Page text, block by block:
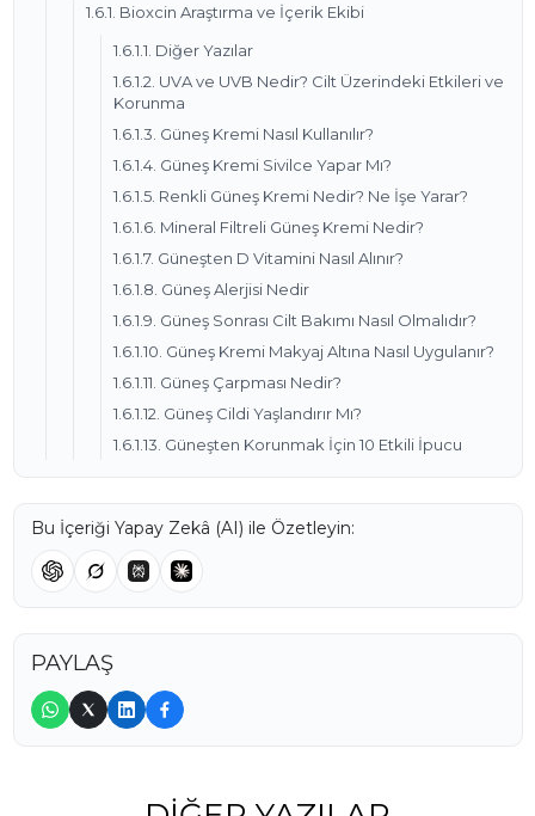
1.6.1. Bioxcin Araştırma ve İçerik Ekibi
1.6.1.1. Diğer Yazılar
1.6.1.2. UVA ve UVB Nedir? Cilt Üzerindeki Etkileri ve
Korunma
1.6.1.3. Güneş Kremi Nasıl Kullanılır?
1.6.1.4. Güneş Kremi Sivilce Yapar Mı?
1.6.1.5. Renkli Güneş Kremi Nedir? Ne İşe Yarar?
1.6.1.6. Mineral Filtreli Güneş Kremi Nedir?
1.6.1.7. Güneşten D Vitamini Nasıl Alınır?
1.6.1.8. Güneş Alerjisi Nedir
1.6.1.9. Güneş Sonrası Cilt Bakımı Nasıl Olmalıdır?
1.6.1.10. Güneş Kremi Makyaj Altına Nasıl Uygulanır?
1.6.1.11. Güneş Çarpması Nedir?
1.6.1.12. Güneş Cildi Yaşlandırır Mı?
1.6.1.13. Güneşten Korunmak İçin 10 Etkili İpucu
Bu İçeriği Yapay Zekâ (AI) ile Özetleyin:
PAYLAŞ